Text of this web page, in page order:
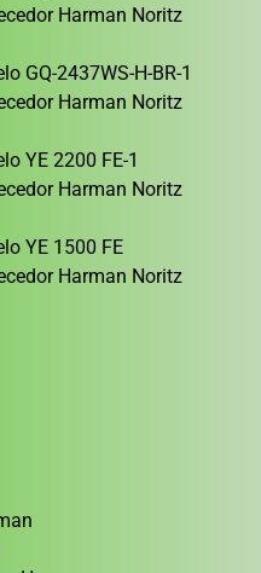
Harman Noritz
GQ-2437WS-H-BR-1
Harman Noritz
YE 2200 FE-1
Harman Noritz
YE 1500 FE
Harman Noritz